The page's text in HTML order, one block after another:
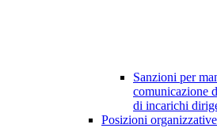
Sanzioni per
comunicazione
di incarichi
Posizioni organizzative